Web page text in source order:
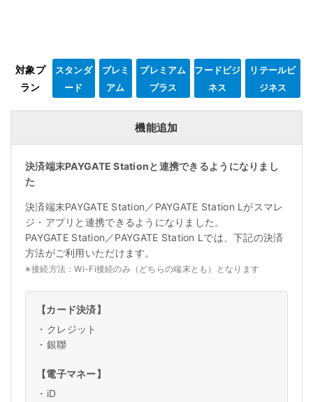
対象プ
ラン
スタンダ
ード
プレミ
アム
プレミアム
プラス
フードビジ
ネス
リテールビ
ジネス
機能追加
決済端末PAYGATE Stationと連携できるようになりまし
た
決済端末PAYGATE Station／PAYGATE Station Lがスマレ
ジ・アプリと連携できるようになりました。
PAYGATE Station／PAYGATE Station Lでは、下記の決済
方法がご利用いただけます。
※接続方法：Wi-Fi接続のみ（どちらの端末とも）となります
【カード決済】
・ クレジット
・ 銀聯
【電子マネー】
・ iD